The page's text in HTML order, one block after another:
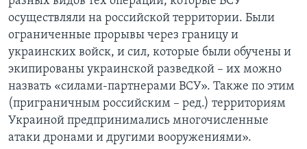
осуществляли на российской территории. Были
ограниченные прорывы через границу и
украинских войск, и сил, которые были обучены и
экипированы украинской разведкой – их можно
назвать «силами-партнерами ВСУ». Также по этим
(приграничным российским – ред.) территориям
Украиной предпринимались многочисленные
атаки дронами и другими вооружениями».